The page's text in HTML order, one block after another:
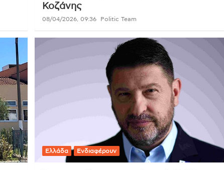
Κοζάνης
08/04/2026, 09:36 Politic Team
Ελλάδα Ενδιαφέρουν